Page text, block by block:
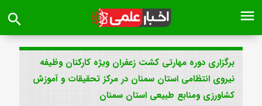
menu
search
برگزاری دوره مهارتی کشت زعفران ویژه کارکنان وظیفه
نیروی انتظامی استان سمنان در مرکز تحقیقات و آموزش
کشاورزی ومنابع طبیعی استان سمنان